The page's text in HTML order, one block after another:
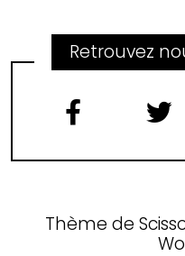
Retrouvez
Thème de